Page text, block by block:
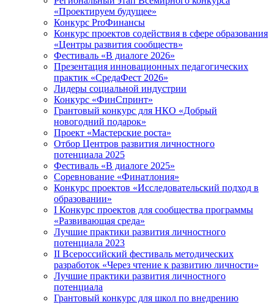
«Проектируем будущее»
Конкурс ProФинансы
Конкурс проектов содействия в сфере образования
«Центры развития сообществ»
Фестиваль «В диалоге 2026»
Презентация инновационных педагогических
практик «СредаФест 2026»
Лидеры социальной индустрии
Конкурс «ФинСпринт»
Грантовый конкурс для НКО «Добрый
новогодний подарок»
Проект «Мастерские роста»
Отбор Центров развития личностного
потенциала 2025
Фестиваль «В диалоге 2025»
Соревнование «Финатлония»
Конкурс проектов «Исследовательский подход в
образовании»
I Конкурс проектов для сообщества программы
«Развивающая среда»
Лучшие практики развития личностного
потенциала 2023
II Всероссийский фестиваль методических
разработок «Через чтение к развитию личности»
Лучшие практики развития личностного
потенциала
Грантовый конкурс для школ по внедрению